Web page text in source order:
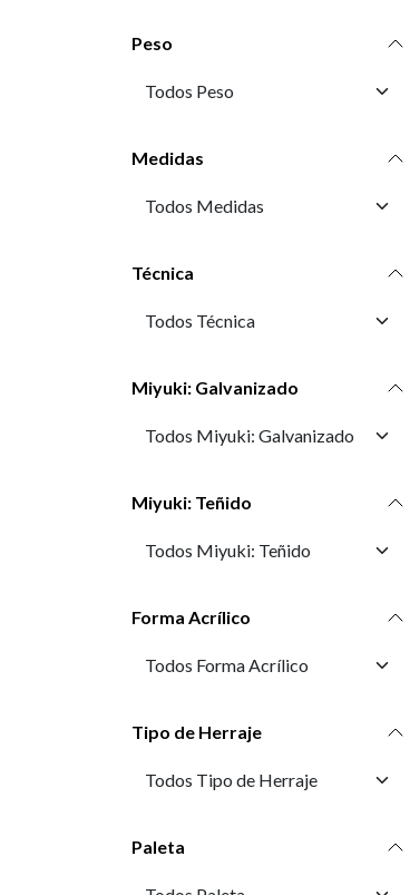
Peso
Medidas
Técnica
Miyuki: Galvanizado
Miyuki: Teñido
Forma Acrílico
Tipo de Herraje
Paleta